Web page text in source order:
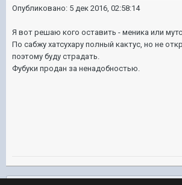
Опубликовано: 5 дек 2016, 02:58:14
Я вот решаю кого оставить - меника или
По сабжу хатсухару полный кактус, но не
поэтому буду страдать.
Фубуки продан за ненадобностью.